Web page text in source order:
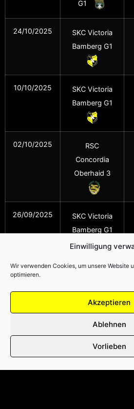
Einwilligung
Wir verwenden Cookies, um unsere Website
optimieren.
Akzeptieren
Ablehnen
Vorlieben
G1
24/10/2025
SKC Victoria
Bamberg G1
10/10/2025
SKC Victoria
Bamberg G1
02/10/2025
RSC
Concordia
Oberhaid 3
26/09/2025
SKC Victoria
Bamberg G1
FOLGT UNS